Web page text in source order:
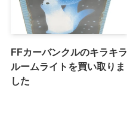
FFカーバンクルのキラキラ
ルームライトを買い取りま
した